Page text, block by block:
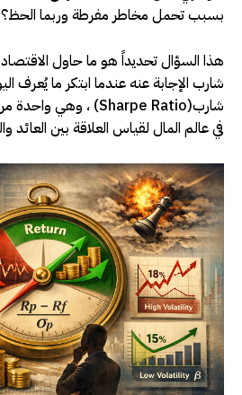
بسبب تحمل مخاطر مفرطة وربما الحظ؟
هذا السؤال تحديداً هو ما حاول
شارب الإجابة عنه عندما ابتكر ما يُعرف
شارب(Sharpe Ratio) ، وهي واحدة من
في عالم المال لقياس العلاقة بين العائد